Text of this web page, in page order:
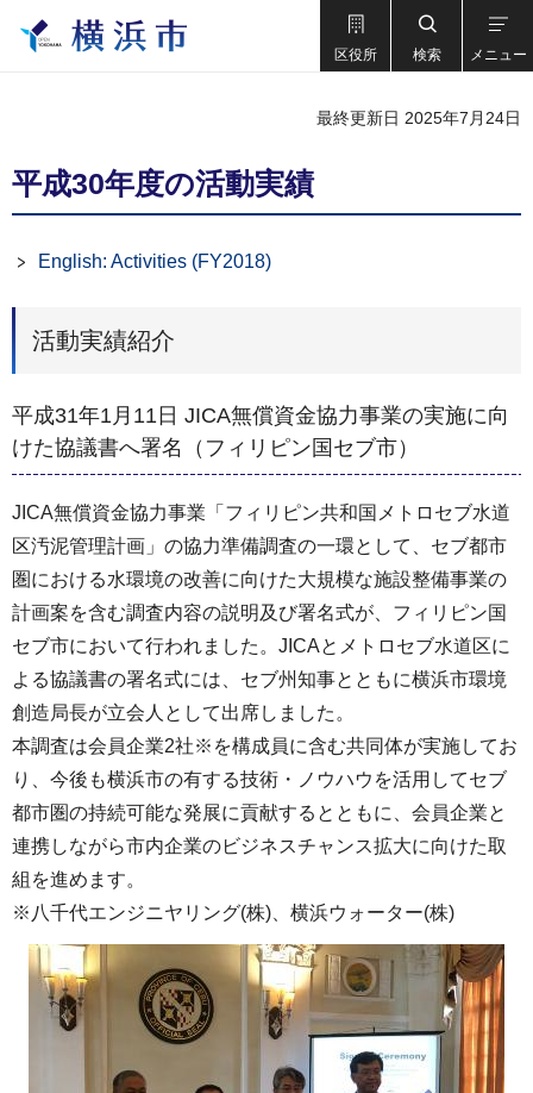
区役所 検索 メニュー
最終更新日 2025年7月24日
平成30年度の活動実績
English: Activities (FY2018)
活動実績紹介
平成31年1月11日 JICA無償資金協力事業の実施に向
けた協議書へ署名（フィリピン国セブ市）
JICA無償資金協力事業「フィリピン共和国メトロセブ水道
区汚泥管理計画」の協力準備調査の一環として、セブ都市
圏における水環境の改善に向けた大規模な施設整備事業の
計画案を含む調査内容の説明及び署名式が、フィリピン国
セブ市において行われました。JICAとメトロセブ水道区に
よる協議書の署名式には、セブ州知事とともに横浜市環境
創造局長が立会人として出席しました。
本調査は会員企業2社※を構成員に含む共同体が実施してお
り、今後も横浜市の有する技術・ノウハウを活用してセブ
都市圏の持続可能な発展に貢献するとともに、会員企業と
連携しながら市内企業のビジネスチャンス拡大に向けた取
組を進めます。
※八千代エンジニヤリング(株)、横浜ウォーター(株)